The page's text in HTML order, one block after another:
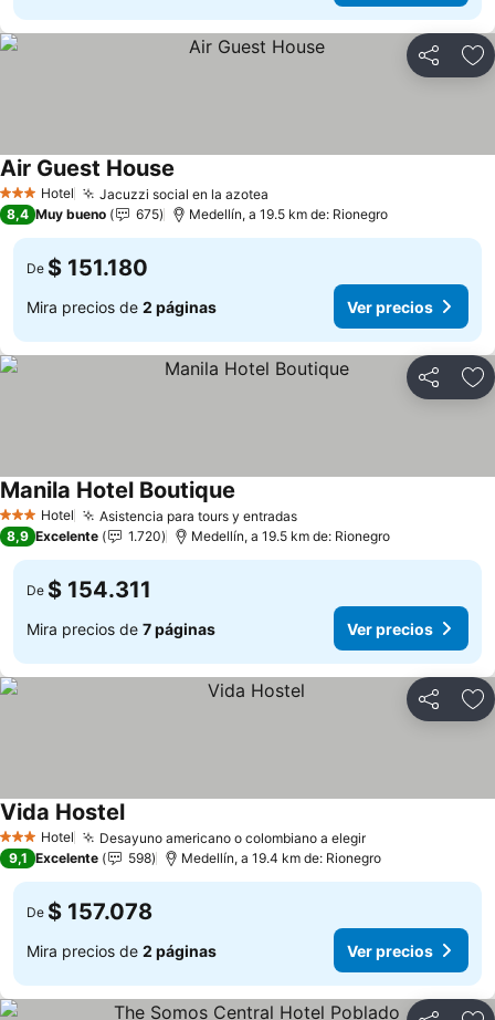
Compartir
3 Estrellas
Hotel Jacuzzi social en la azotea
Air Guest House
8,4 Muy bueno 675 Medellín, a 19.5 km de: Rionegro
De $ 151.180
Mira precios de 2 páginas Ver precios
Compartir
3 Estrellas
Hotel Asistencia para tours y entradasVer precios
Manila Hotel Boutique
8,9 Excelente 1.720 Medellín, a 19.5 km de: Rionegro
De $ 154.311
Mira precios de 7 páginas Ver precios
Compartir
3 Estrellas
Hotel Desayuno americano o colombiano a elegirVer precios
Vida HostelVer precios
9,1 Excelente 598 Medellín, a 19.4 km de: Rionegro
De $ 157.078
Mira precios de 2 páginas Ver precios